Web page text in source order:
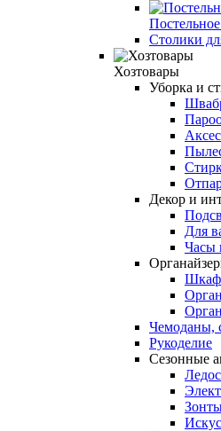
Столики
Хозтовары
Уборка и
Декор и
Для
Часы
Чемоданы,
Рукоделие
Сезонные